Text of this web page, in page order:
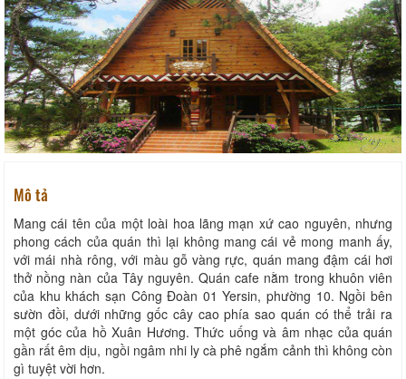
Mô tả
Mang cái tên của một loài hoa lãng mạn xứ cao nguyên, nhưng
phong cách của quán thì lại không mang cái vẻ mong manh ấy,
với mái nhà rông, với màu gỗ vàng rực, quán mang đậm cái hơi
thở nồng nàn của Tây nguyên. Quán cafe nằm trong khuôn viên
của khu khách sạn Công Đoàn 01 Yersin, phường 10. Ngồi bên
sườn đồi, dưới những gốc cây cao phía sao quán có thể trải ra
một góc của hồ Xuân Hương. Thức uống và âm nhạc của quán
gần rất êm dịu, ngồi ngâm nhi ly cà phê ngắm cảnh thì không còn
gì tuyệt vời hơn.